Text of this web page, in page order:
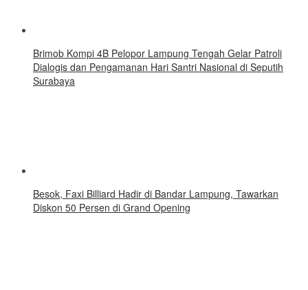
Brimob Kompi 4B Pelopor Lampung Tengah Gelar Patroli
Dialogis dan Pengamanan Hari Santri Nasional di Seputih
Surabaya
Besok, Faxi Billiard Hadir di Bandar Lampung, Tawarkan
Diskon 50 Persen di Grand Opening